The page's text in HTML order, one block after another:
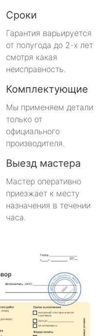
Сроки
Гарантия варьируется
от полугода до 2-х лет
смотря какая
неисправность.
Комплектующие
Мы применяем детали
только от
официального
производителя.
Выезд мастера
Мастер оперативно
приезжает к месту
назначения в течении
часа.